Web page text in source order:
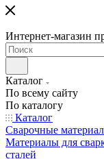
Интернет-магазин
Каталог
По всему сайту
По каталогу
Каталог
Сварочные
Материалы для
сталей